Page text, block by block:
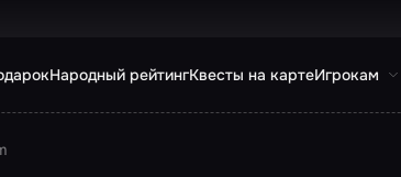
Народный рейтингКвесты на картеИгрокам